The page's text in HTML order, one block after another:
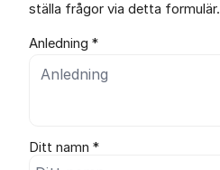
ställa frågor via detta formulär.
Anledning *
Ditt namn *